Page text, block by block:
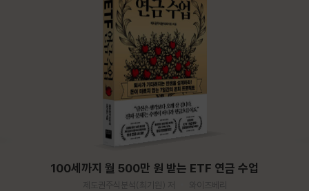
100세까지 월 500만 원 받는 ETF 연금 수업
제도권주식분석(최기원) 저
와이즈베리